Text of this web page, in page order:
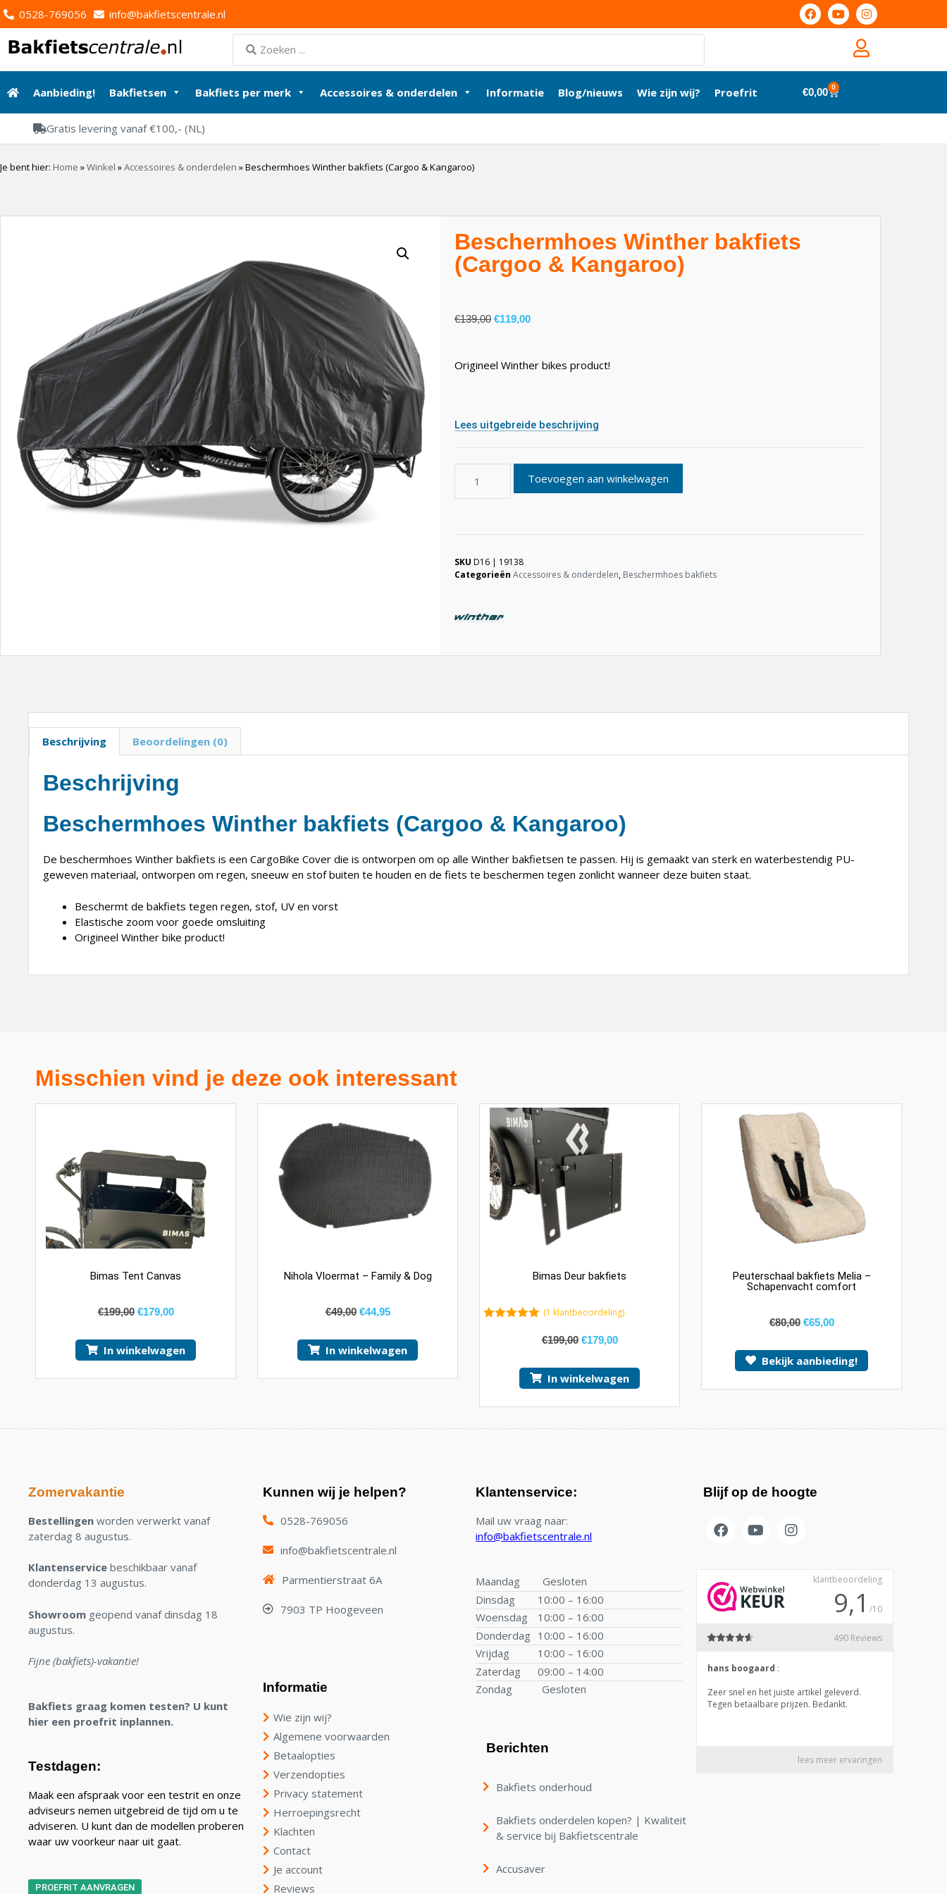
0528-769056 info@bakfietscentrale.nl
Aanbieding! Bakfietsen Bakfiets per merk Accessoires & onderdelen Informatie Blog/nieuws Wie zijn wij? Proefrit €0,00 0
Gratis levering vanaf €100,- (NL)
Je bent hier: Home »Winkel »Accessoires & onderdelen »Beschermhoes Winther bakfiets (Cargoo & Kangaroo)
Beschermhoes Winther bakfiets
(Cargoo & Kangaroo)
€139,00 €119,00
Origineel Winther bikes product!
Lees uitgebreide beschrijving
Toevoegen aan winkelwagen
SKU D16 | 19138
Categorieën Accessoires & onderdelen, Beschermhoes bakfiets
Beschrijving Beoordelingen (0)
Beschrijving
Beschermhoes Winther bakfiets (Cargoo & Kangaroo)
De beschermhoes Winther bakfiets is een CargoBike Cover die is ontworpen om op alle Winther bakfietsen te passen. Hij is gemaakt van sterk en waterbestendig PU-
geweven materiaal, ontworpen om regen, sneeuw en stof buiten te houden en de fiets te beschermen tegen zonlicht wanneer deze buiten staat.
Beschermt de bakfiets tegen regen, stof, UV en vorst
Elastische zoom voor goede omsluiting
Origineel Winther bike product!
Misschien vind je deze ook interessant
Bimas Tent Canvas
€199,00 €179,00
In winkelwagen
Nihola Vloermat – Family & Dog
€49,00 €44,95
In winkelwagen
Bimas Deur bakfiets
(1 klantbeoordeling)
€199,00 €179,00
In winkelwagen
Peuterschaal bakfiets Melia –
Schapenvacht comfort
€80,00 €65,00
Bekijk aanbieding!
Zomervakantie
Bestellingen worden verwerkt vanaf
zaterdag 8 augustus.
Klantenservice beschikbaar vanaf
donderdag 13 augustus.
Showroom geopend vanaf dinsdag 18
augustus.
Fijne (bakfiets)-vakantie!
Bakfiets graag komen testen? U kunt
hier een proefrit inplannen.
Testdagen:
Maak een afspraak voor een testrit en onze
adviseurs nemen uitgebreid de tijd om u te
adviseren. U kunt dan de modellen proberen
waar uw voorkeur naar uit gaat.
PROEFRIT AANVRAGEN
Kunnen wij je helpen?
0528-769056
info@bakfietscentrale.nl
Parmentierstraat 6A
7903 TP Hoogeveen
Informatie
Wie zijn wij?
Algemene voorwaarden
Betaalopties
Verzendopties
Privacy statement
Herroepingsrecht
Klachten
Contact
Je account
Reviews
Klantenservice:
Mail uw vraag naar:
info@bakfietscentrale.nl
Maandag
Gesloten
Dinsdag
10:00 – 16:00
Woensdag
10:00 – 16:00
Donderdag 10:00 – 16:00
Vrijdag
10:00 – 16:00
Zaterdag
09:00 – 14:00
Zondag
Gesloten
Berichten
Bakfiets onderhoud
Bakfiets onderdelen kopen? | Kwaliteit
& service bij Bakfietscentrale
Accusaver
Blijf op de hoogte